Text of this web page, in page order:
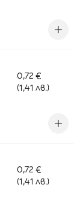
0,72 €
(1,41 лв.)
0,72 €
(1,41 лв.)